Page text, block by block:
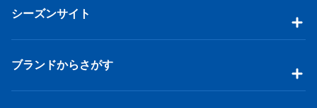
シーズンサイト
ブランドからさがす